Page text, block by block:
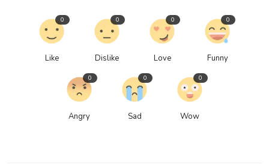
Like
0
Dislike
0
Love
0
Funny
0
Angry
0
Sad
0
Wow
0